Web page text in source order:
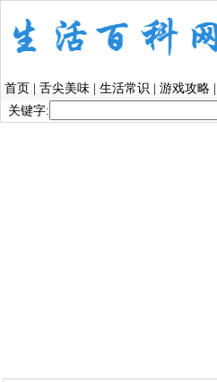
首页 舌尖美味 生活常识 游戏攻略
关键字: